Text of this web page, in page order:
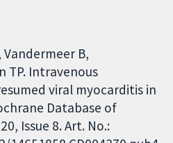
B,
TP. Intravenous
viral myocarditis in
Database of
Issue 8. Art. No.: